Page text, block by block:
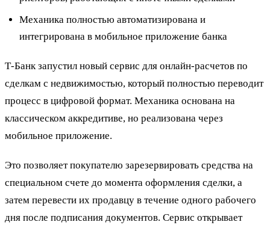
Механика полностью автоматизирована и
интегрирована в мобильное приложение банка
Т-Банк запустил новый сервис для онлайн-расчетов по
сделкам с недвижимостью, который полностью переводит
процесс в цифровой формат. Механика основана на
классическом аккредитиве, но реализована через
мобильное приложение.
Это позволяет покупателю зарезервировать средства на
специальном счете до момента оформления сделки, а
затем перевести их продавцу в течение одного рабочего
дня после подписания документов. Сервис открывает